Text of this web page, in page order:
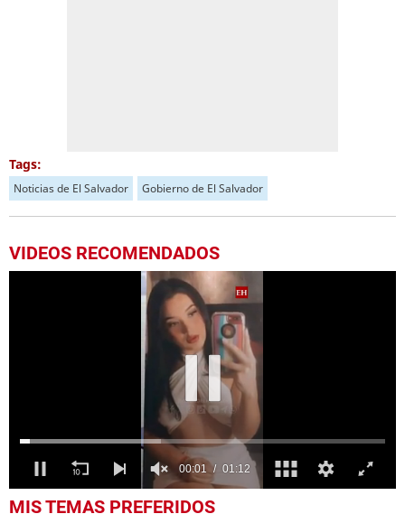
Tags:
Noticias de El Salvador Gobierno de El Salvador
VIDEOS RECOMENDADOS
seconds
MIS TEMAS PREFERIDOS